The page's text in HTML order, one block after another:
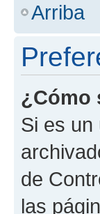
Arriba
¿Cómo
Si es un
de
las